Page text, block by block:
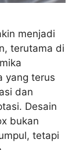
menjadi
terutama di
yang terus
dan
Desain
bukan
tetapi